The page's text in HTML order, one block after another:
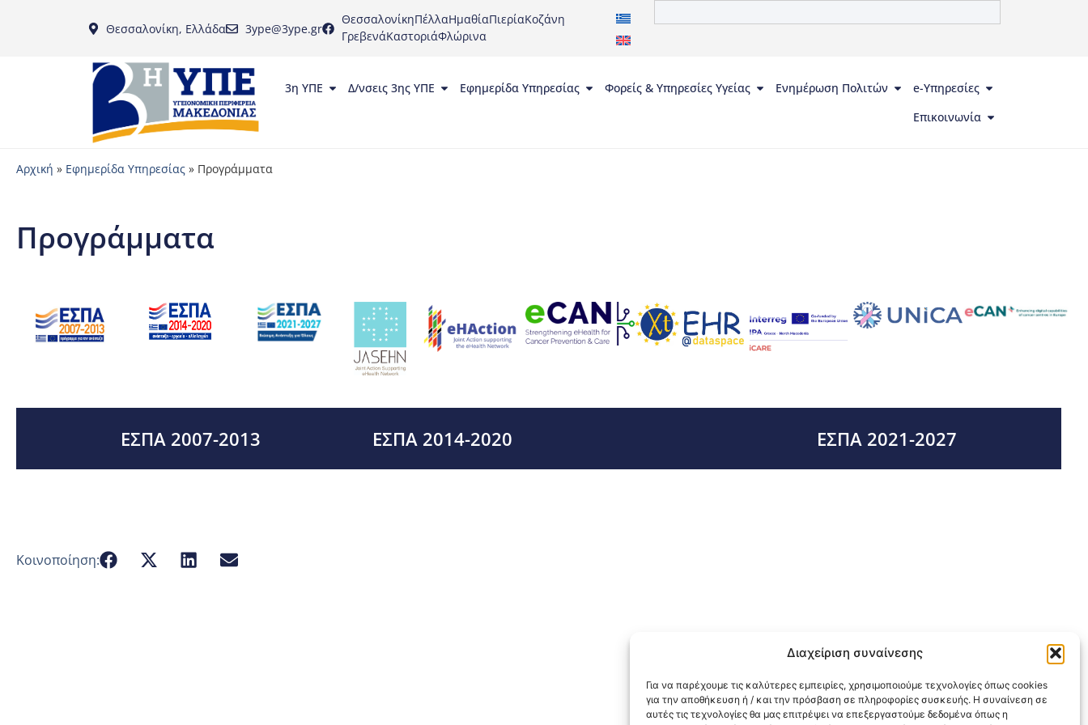
Διαχείριση συναίνεσης
Για να παρέχουμε τις καλύτερες εμπειρίες, χρησιμοποιούμε τεχνολογίες όπως cookies
για την αποθήκευση ή / και την πρόσβαση σε πληροφορίες συσκευής. Η συναίνεση σε
αυτές τις τεχνολογίες θα μας επιτρέψει να επεξεργαστούμε δεδομένα όπως η
Θεσσαλονίκη, Ελλάδα 3ype@3ype.gr
ΘεσσαλονίκηΠέλλαΗμαθίαΠιερίαΚοζάνη
ΓρεβενάΚαστοριάΦλώρινα
3η ΥΠΕ Δ/νσεις 3ης ΥΠΕ Εφημερίδα Υπηρεσίας Φορείς & Υπηρεσίες Υγείας Ενημέρωση Πολιτών
e-Υπηρεσίες
Επικοινωνία
Αρχική » Εφημερίδα Υπηρεσίας » Προγράμματα
Προγράμματα
ΕΣΠΑ 2007-2013 ΕΣΠΑ 2014-2020 ΕΣΠΑ 2021-2027
Κοινοποίηση: